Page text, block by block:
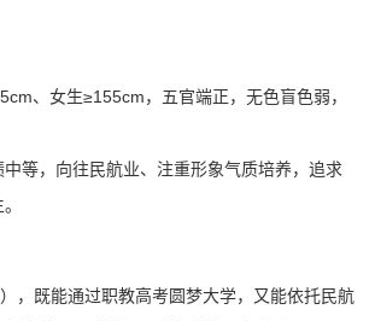
、女生≥155cm，五官端正，无色盲色弱，
等，向往民航业、注重形象气质培养，追求
，既能通过职教高考圆梦大学，又能依托民航